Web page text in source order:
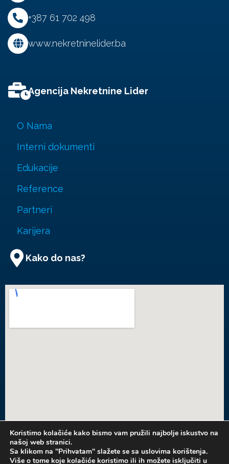
KONTAKT
+387 61 702 498
www.nekretninelider.ba
Agencija Nekretnine Lider
O Nama
Interni dokumenti
Edukacije
Reference
Partneri
Karijera
Kako do nas?
Koristimo kolačiće kako bismo vam pružili najbolje iskustvo na
našoj web stranici.
Sa klikom na "Prihvatam" slažete se sa uslovima korištenja.
Više o tome koje kolačiće koristimo ili ih možete isključiti u